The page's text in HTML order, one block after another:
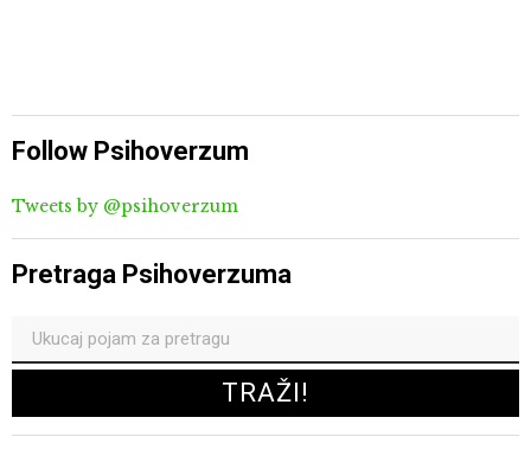
Follow Psihoverzum
Tweets by @psihoverzum
Pretraga Psihoverzuma